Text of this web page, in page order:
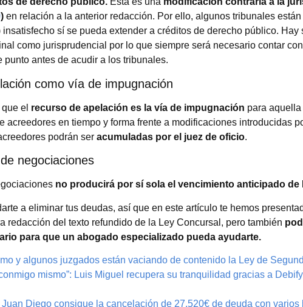
) en relación a la anterior redacción. Por ello, algunos tribunales
sí se pueda extender a créditos de derecho público.
como jurisprudencial por lo que siempre será necesario contar
punto antes de acudir a los tribunales.
como vía de impugnación
el recurso de apelación es la vía de impugnación para
acreedores en tiempo y forma frente a modificaciones introducidas
podrán ser acumuladas por el juez de oficio.
negociaciones
no producirá por sí sola el vencimiento anticipado de
a eliminar tus deudas, así que en este artículo te hemos
redacción del texto refundido de la Ley Concursal, pero también
para que un abogado especializado pueda ayudarte.
y algunos juzgados están vaciando de contenido la Ley de
mismo”: Luis Miguel recupera su tranquilidad gracias a
Diego consigue la cancelación de 27.520€ de deuda con